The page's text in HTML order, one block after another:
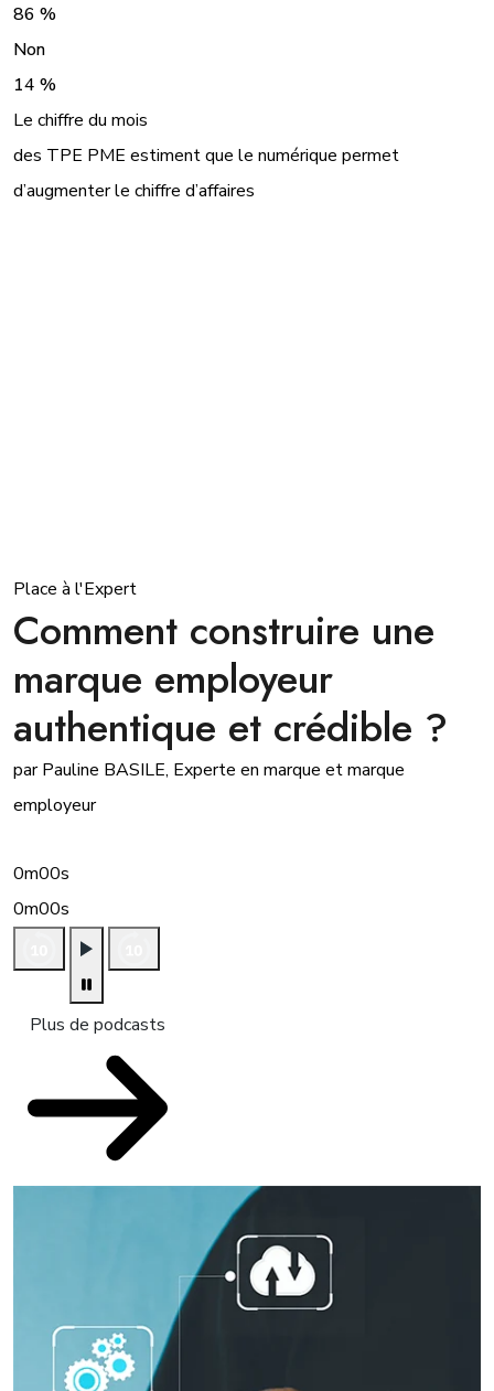
86 %
Non
14 %
Le chiffre du mois
des TPE PME estiment que le numérique permet
d’augmenter le chiffre d’affaires
Place à l'Expert
Comment construire une
marque employeur
authentique et crédible ?
par Pauline BASILE, Experte en marque et marque
employeur
0m00s
0m00s
Plus de podcasts